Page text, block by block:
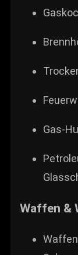
Gas-
Waffen &